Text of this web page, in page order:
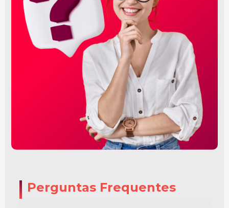
Perguntas Frequentes